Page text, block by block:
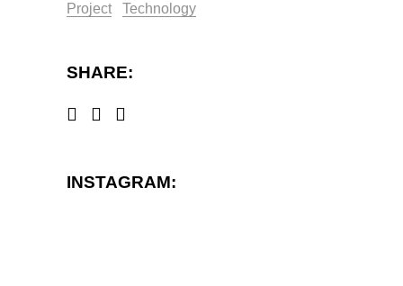
Project Technology
SHARE:
INSTAGRAM: